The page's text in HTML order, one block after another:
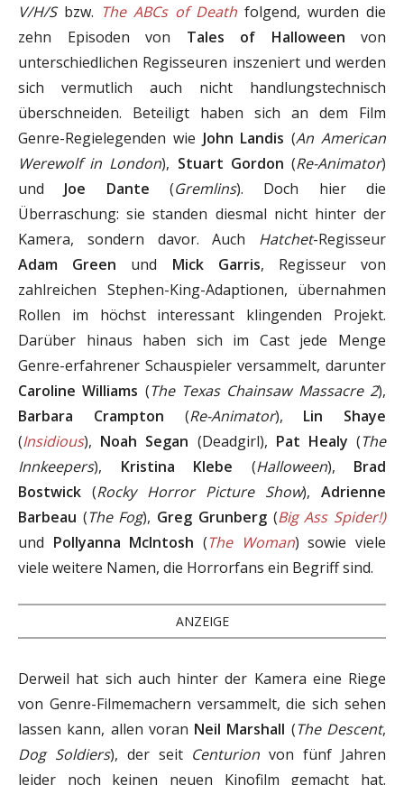
V/H/Sbzw. The ABCs of Death folgend, wurden die
zehn Episoden von Tales of Halloween von
unterschiedlichen Regisseuren inszeniert und werden
sich vermutlich auch nicht handlungstechnisch
überschneiden. Beteiligt haben sich an dem Film
Genre-Regielegenden wie John Landis (An American
Werewolf in London), Stuart Gordon (Re-Animator)
und Joe Dante (Gremlins). Doch hier die
Überraschung: sie standen diesmal nicht hinter der
Kamera, sondern davor. Auch Hatchet-Regisseur
Adam Green und Mick Garris, Regisseur von
zahlreichen Stephen-King-Adaptionen, übernahmen
Rollen im höchst interessant klingenden Projekt.
Darüber hinaus haben sich im Cast jede Menge
Genre-erfahrener Schauspieler versammelt, darunter
Caroline Williams (The Texas Chainsaw Massacre 2),
Barbara Crampton (Re-Animator), Lin Shaye
(Insidious), Noah Segan (Deadgirl), Pat Healy (The
Innkeepers), Kristina Klebe (Halloween), Brad
Bostwick (Rocky Horror Picture Show), Adrienne
Barbeau (The Fog), Greg Grunberg(Big Ass Spider!)
und Pollyanna McIntosh (The Woman) sowie viele
viele weitere Namen, die Horrorfans ein Begriff sind.
ANZEIGE
Derweil hat sich auch hinter der Kamera eine Riege
von Genre-Filmemachern versammelt, die sich sehen
lassen kann, allen voran Neil Marshall (The Descent,
Dog Soldiers), der seit Centurion von fünf Jahren
leider noch keinen neuen Kinofilm gemacht hat.